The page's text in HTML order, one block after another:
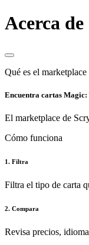
Acerca
Qué es el
Encuentra cartas
El marketplace de
Cómo funciona
1. Filtra
Filtra el tipo de carta
2. Compara
Revisa precios,